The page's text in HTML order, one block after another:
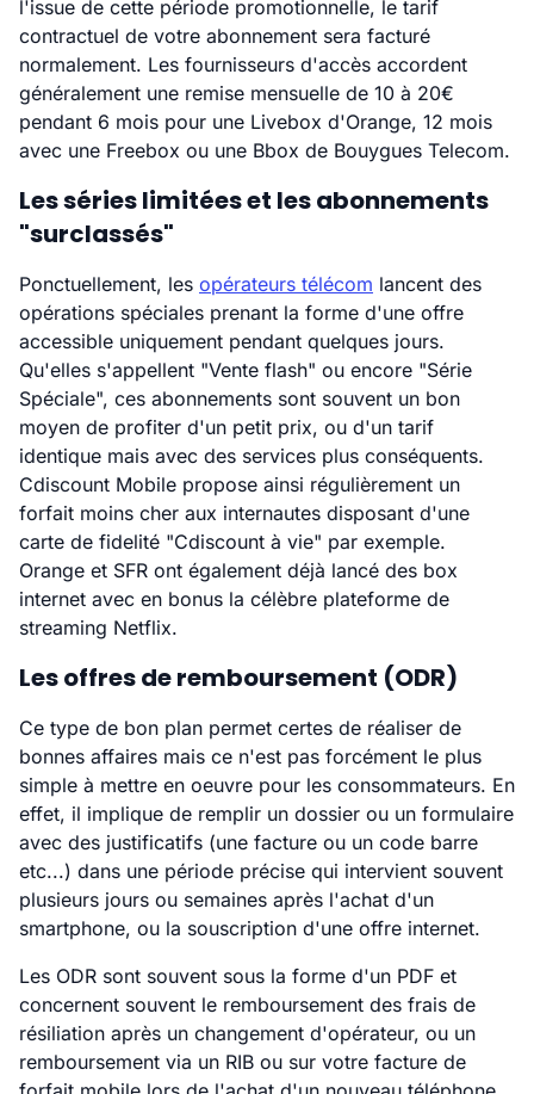
l'issue de cette période promotionnelle, le tarif
contractuel de votre abonnement sera facturé
normalement. Les fournisseurs d'accès accordent
généralement une remise mensuelle de 10 à 20€
pendant 6 mois pour une Livebox d'Orange, 12 mois
avec une Freebox ou une Bbox de Bouygues Telecom.
Les séries limitées et les abonnements
"surclassés"
Ponctuellement, les opérateurs télécom lancent des
opérations spéciales prenant la forme d'une offre
accessible uniquement pendant quelques jours.
Qu'elles s'appellent "Vente flash" ou encore "Série
Spéciale", ces abonnements sont souvent un bon
moyen de profiter d'un petit prix, ou d'un tarif
identique mais avec des services plus conséquents.
Cdiscount Mobile propose ainsi régulièrement un
forfait moins cher aux internautes disposant d'une
carte de fidelité "Cdiscount à vie" par exemple.
Orange et SFR ont également déjà lancé des box
internet avec en bonus la célèbre plateforme de
streaming Netflix.
Les offres de remboursement (ODR)
Ce type de bon plan permet certes de réaliser de
bonnes affaires mais ce n'est pas forcément le plus
simple à mettre en oeuvre pour les consommateurs. En
effet, il implique de remplir un dossier ou un formulaire
avec des justificatifs (une facture ou un code barre
etc...) dans une période précise qui intervient souvent
plusieurs jours ou semaines après l'achat d'un
smartphone, ou la souscription d'une offre internet.
Les ODR sont souvent sous la forme d'un PDF et
concernent souvent le remboursement des frais de
résiliation après un changement d'opérateur, ou un
remboursement via un RIB ou sur votre facture de